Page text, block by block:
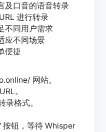
及口音的语音转录
进行转录
不同用户需求
应不同场景
便捷
网站。
。
录格式。
钮，等待 Whisper